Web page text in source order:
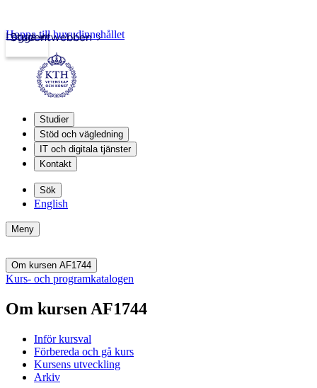
Studentwebben
Logga in
Hoppa till huvudinnehållet
Studier
Stöd och vägledning
IT och digitala tjänster
Kontakt
Sök
English
Meny
Om kursen AF1744
Kurs- och programkatalogen
Om kursen AF1744
Inför kursval
Förbereda och gå kurs
Kursens utveckling
Arkiv